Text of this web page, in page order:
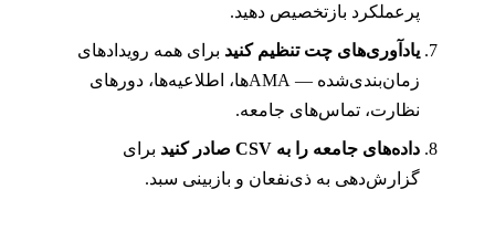
پرعملکرد بازتخصیص دهید.
یادآوری‌های چت تنظیم کنید برای همه رویدادهای
زمان‌بندی‌شده — AMAها، اطلاعیه‌ها، دورهای
نظارت، تماس‌های جامعه.
داده‌های جامعه را به CSV صادر کنید
برای
گزارش‌دهی به ذی‌نفعان و بازبینی سبد.